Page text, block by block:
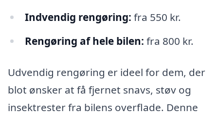
Indvendig rengøring: fra 550 kr.
Rengøring af hele bilen: fra 800 kr.
Udvendig rengøring er ideel for dem, der
blot ønsker at få fjernet snavs, støv og
insektrester fra bilens overflade. Denne